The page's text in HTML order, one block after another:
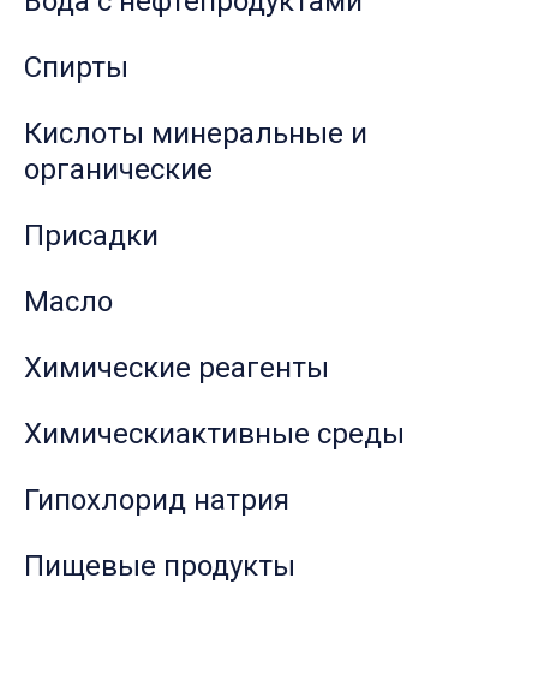
Спирты
Кислоты минеральные и
органические
Присадки
Масло
Химические реагенты
Химическиактивные среды
Гипохлорид натрия
Пищевые продукты